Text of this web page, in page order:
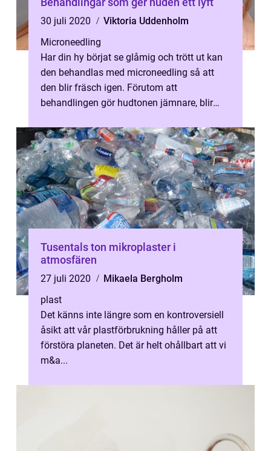
30 juli 2020
Viktoria Uddenholm
Microneedling
Har din hy börjat se glåmig och trött ut kan
den behandlas med microneedling så att
den blir fräsch igen. Förutom att
behandlingen gör hudtonen jämnare, blir
behandla...
Tusentals ton mikroplaster i
atmosfären
27 juli 2020
Mikaela Bergholm
plast
Det känns inte längre som en kontroversiell
åsikt att vår plastförbrukning håller på att
förstöra planeten. Det är helt ohållbart att vi
m&a...